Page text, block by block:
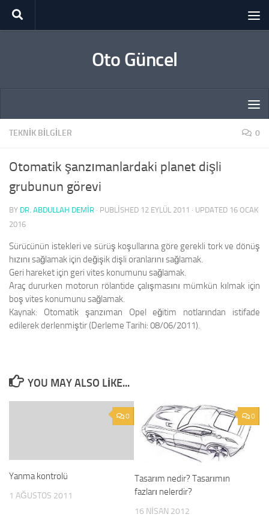
Skip to content
Oto Güncel
TEKNIK BILGILER 0
Otomatik şanzımanlardaki planet dişli
grubunun görevi
BY DR. ABDULLAH DEMİR · PUBLISHED 12 EYLÜL 2011 · UPDATED 16 OCAK
2016
Sürücünün istekleri ve sürüş koşullarına göre gerekli tork ve dönüş
hızını sağlamak için değişik dişli oranlarını sağlamak.
Geri hareket için geri vites konumunu sağlamak.
Araç dururken motorun rölantide çalışmasını mümkün kılmak için
boş vites konumunu sağlamak.
Kaynak: Otomatik şanzıman Opel eğitim notlarından istifade
edilerek derlenmiştir (Derleme Tarihi: 08/06/2011).
YOU MAY ALSO LIKE...
0
Yanma kontrolü
1 AĞUSTOS 2011
0
Tasarım nedir? Tasarımın
fazları nelerdir?
16 NISAN 2012